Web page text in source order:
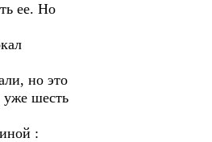
ее. Но
но это
уже шесть
: